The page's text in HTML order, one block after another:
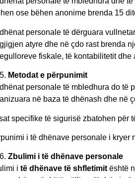
ose bëhen anonime brenda 15
personale të dërguara
atyre dhe në çdo rast brenda
fiskale, të kontabilitetit
Metodat e përpunimit
personale të mbledhura do të
në baza të dhënash dhe në
specifike të sigurisë zbatohen për
i të dhënave personale i kryer
Zbulimi i të dhënave personale
i të dhënave të shfletimit është